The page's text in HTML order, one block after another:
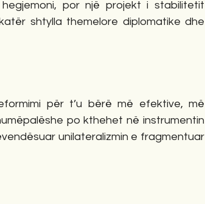
por një projekt i stabilitetit
shtylla themelore diplomatike dhe
për t’u bërë më efektive, më
po kthehet në instrumentin
unilateralizmin e fragmentuar